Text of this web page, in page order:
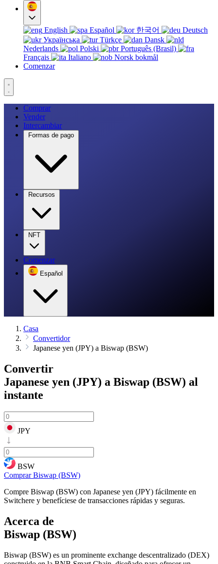
English Español 한국어
Deutsch
Українська
Türkçe
Dansk
Nederlands
Polski
Português (Brasil)
Français
Italiano
Norsk bokmål
Comenzar
Comprar
Vender
Intercambiar
Formas de pago
Recursos
NFT
Comenzar
Español
Casa
Convertidor
Japanese yen (JPY) a Biswap (BSW)
Convertir
Japanese yen (JPY) a Biswap (BSW) al
instante
JPY
BSW
Comprar Biswap (BSW)
Compre Biswap (BSW) con Japanese yen (JPY) fácilmente en
Switchere y benefíciese de transacciones rápidas y seguras.
Acerca de
Biswap (BSW)
Biswap (BSW) es un prominente exchange descentralizado (DEX)